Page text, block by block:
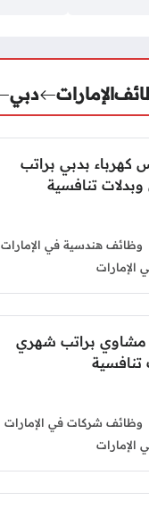
الإمارات دبي
بدبي براتب
تنافسية
وظائف هندسية في الإمارات
الإمارات
براتب شهري
وظائف شركات في الإمارات
الإمارات